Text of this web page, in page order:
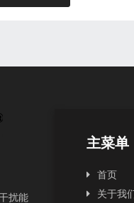
扰能
主菜单
首页
关于我